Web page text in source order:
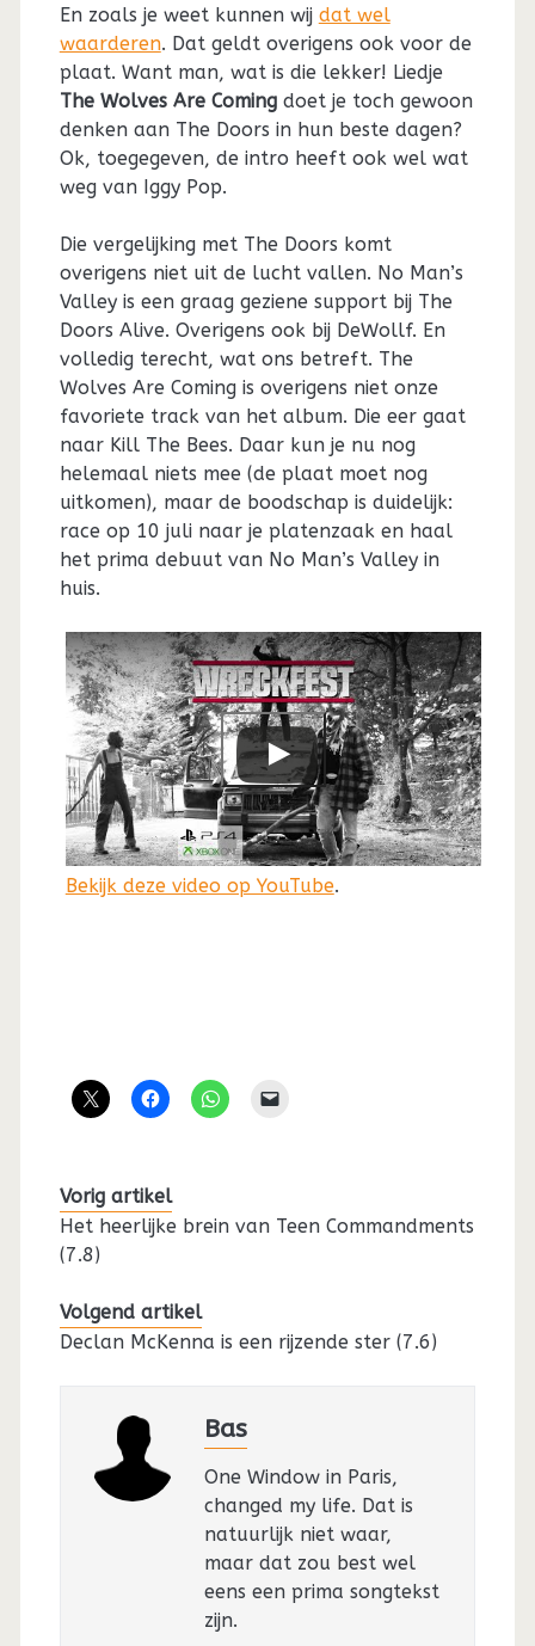
En zoals je weet kunnen wij dat wel
waarderen. Dat geldt overigens ook voor de
plaat. Want man, wat is die lekker! Liedje
The Wolves Are Comingdoet je toch gewoon
denken aan The Doors in hun beste dagen?
Ok, toegegeven, de intro heeft ook wel wat
weg van Iggy Pop.
Die vergelijking met The Doors komt
overigens niet uit de lucht vallen. No Man’s
Valley is een graag geziene support bij The
Doors Alive. Overigens ook bij DeWollf. En
volledig terecht, wat ons betreft. The
Wolves Are Coming is overigens niet onze
favoriete track van het album. Die eer gaat
naar Kill The Bees. Daar kun je nu nog
helemaal niets mee (de plaat moet nog
uitkomen), maar de boodschap is duidelijk:
race op 10 juli naar je platenzaak en haal
het prima debuut van No Man’s Valley in
huis.
Bekijk deze video op YouTube.
Vorig artikel
Het heerlijke brein van Teen Commandments
(7.8)
Volgend artikel
Declan McKenna is een rijzende ster (7.6)
Bas
One Window in Paris,
changed my life. Dat is
natuurlijk niet waar,
maar dat zou best wel
eens een prima songtekst
zijn.